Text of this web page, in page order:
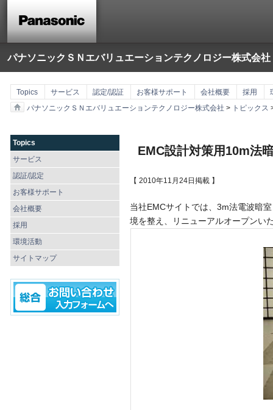
パナソニックＳＮエバリュエーションテクノロジー株式会社
Topics サービス 認定/認証 お客様サポート 会社概要 採用
パナソニックＳＮエバリュエーションテクノロジー株式会社 > トピックス
Topics
サービス
認証/認定
お客様サポート
会社概要
採用
環境活動
サイトマップ
EMC設計対策用10m法
【 2010年11月24日掲載 】
当社EMCサイトでは、3m法電波暗
境を整え、リニューアルオープンい